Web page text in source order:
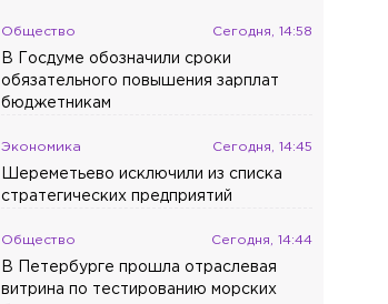
Общество Сегодня, 14:58
В Госдуме обозначили сроки
обязательного повышения зарплат
бюджетникам
Экономика Сегодня, 14:45
Шереметьево исключили из списка
стратегических предприятий
Общество Сегодня, 14:44
В Петербурге прошла отраслевая
витрина по тестированию морских